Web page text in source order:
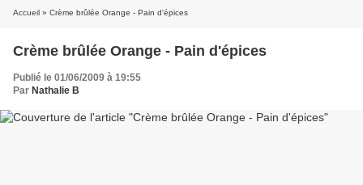
Accueil » Crème brûlée Orange - Pain d'épices
Crème brûlée Orange - Pain d'épices
Publié le 01/06/2009 à 19:55
Par Nathalie B